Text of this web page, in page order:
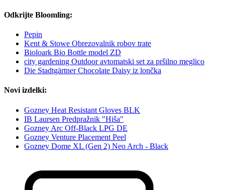
Odkrijte Bloomling:
Pepin
Kent & Stowe Obrezovalnik robov trate
Bioloark Bio Bottle model ZD
city gardening Outdoor avtomatski set za pršilno meglico
Die Stadtgärtner Chocolate Daisy iz lončka
Novi izdelki:
Gozney Heat Resistant Gloves BLK
IB Laursen Predpražnik "Hiša"
Gozney Arc Off-Black LPG DE
Gozney Venture Placement Peel
Gozney Dome XL (Gen 2) Neo Arch - Black